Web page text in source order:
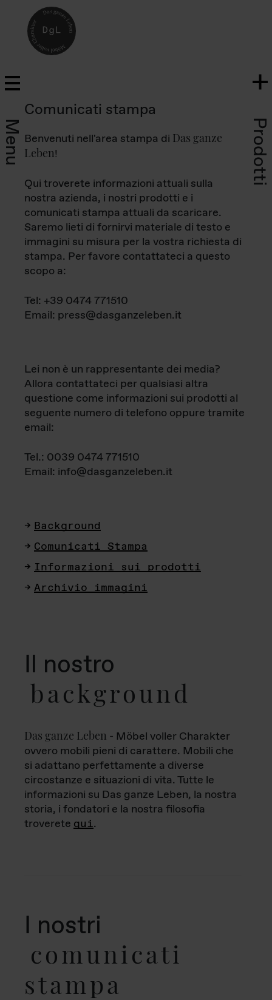
Menu Prodotti
Comunicati stampa
Benvenuti nell'area stampa di Das ganze
Leben!
Qui troverete informazioni attuali sulla
nostra azienda, i nostri prodotti e i
comunicati stampa attuali da scaricare.
Saremo lieti di fornirvi materiale di testo e
immagini su misura per la vostra richiesta di
stampa. Per favore contattateci a questo
scopo a:
Tel: +39 0474 771510
Email: press@dasganzeleben.it
Lei non è un rappresentante dei media?
Allora contattateci per qualsiasi altra
questione come informazioni sui prodotti al
seguente numero di telefono oppure tramite
email:
Tel.: 0039 0474 771510
Email: info@dasganzeleben.it
Background
Comunicati Stampa
Informazioni sui prodotti
Archivio immagini
Il nostro
background
Das ganze Leben - Möbel voller Charakter
ovvero mobili pieni di carattere. Mobili che
si adattano perfettamente a diverse
circostanze e situazioni di vita. Tutte le
informazioni su Das ganze Leben, la nostra
storia, i fondatori e la nostra filosofia
troverete qui.
I nostri
comunicati
stampa